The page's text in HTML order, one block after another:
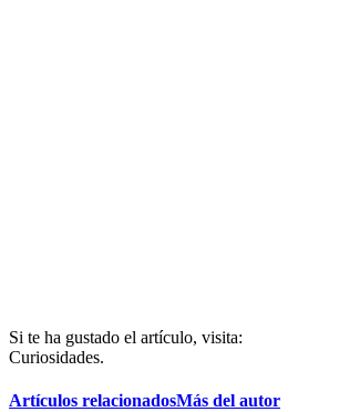
Si te ha gustado el artículo, visita:
Curiosidades.
Artículos relacionadosMás del autor